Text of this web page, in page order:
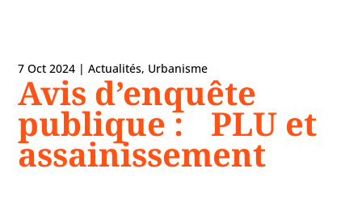
7 Oct 2024 |Actualités, Urbanisme
Avis d’enquête
publique : PLU et
assainissement